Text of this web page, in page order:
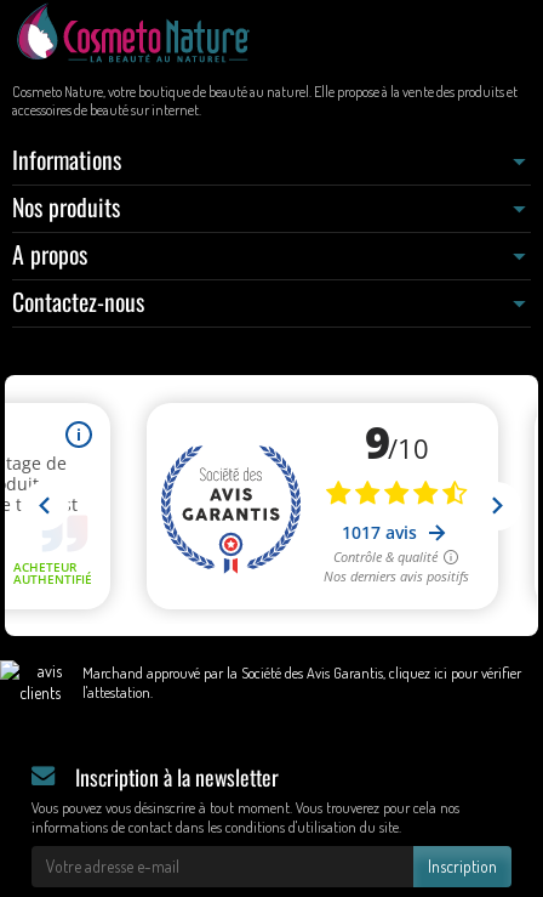
Cosmeto Nature, votre boutique de beauté au naturel. Elle propose à la vente des produits et
accessoires de beauté sur internet.
Informations
Nos produits
A propos
Contactez-nous
Marchand approuvé par la Société des Avis Garantis, cliquez ici pour vérifier
l'attestation
Inscription à la newsletter
Vous pouvez vous désinscrire à tout moment. Vous trouverez pour cela nos
informations de contact dans les conditions d'utilisation du site.
Inscription